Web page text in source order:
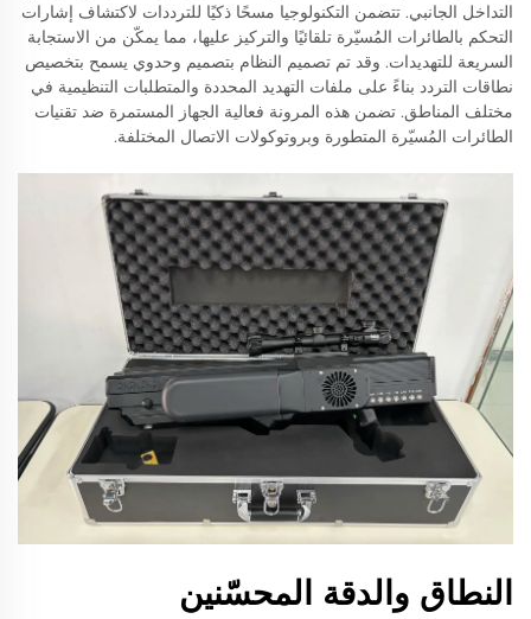
التداخل الجانبي. تتضمن التكنولوجيا مسحًا ذكيًا للترددات لاكتشاف إشارات
التحكم بالطائرات المُسيّرة تلقائيًا والتركيز عليها، مما يمكّن من الاستجابة
السريعة للتهديدات. وقد تم تصميم النظام بتصميم وحدوي يسمح بتخصيص
نطاقات التردد بناءً على ملفات التهديد المحددة والمتطلبات التنظيمية في
مختلف المناطق. تضمن هذه المرونة فعالية الجهاز المستمرة ضد تقنيات
الطائرات المُسيّرة المتطورة وبروتوكولات الاتصال المختلفة.
النطاق والدقة المحسّنين